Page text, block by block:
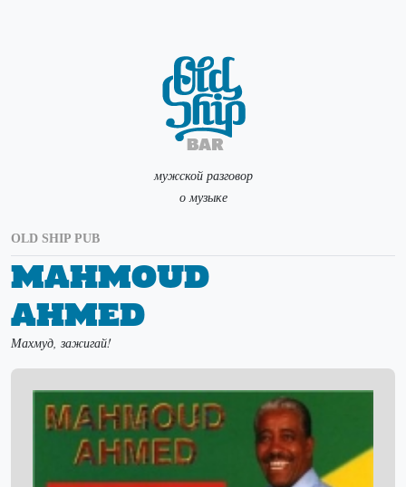
мужской разговор
о музыке
OLD SHIP PUB
Mahmoud
Ahmed
Махмуд, зажигай!